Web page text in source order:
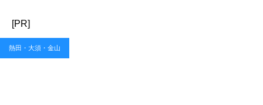
[PR]
熱田・大須・金山